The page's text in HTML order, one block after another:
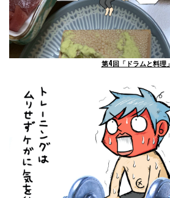
第4回「ドラムと料理」